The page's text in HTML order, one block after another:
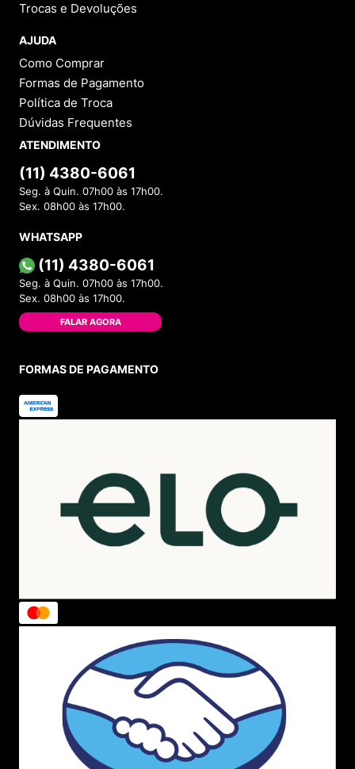
Trocas e Devoluções
AJUDA
Como Comprar
Formas de Pagamento
Política de Troca
Dúvidas Frequentes
ATENDIMENTO
(11) 4380-6061
Seg. à Quin. 07h00 às 17h00.
Sex. 08h00 às 17h00.
WHATSAPP
(11) 4380-6061
Seg. à Quin. 07h00 às 17h00.
Sex. 08h00 às 17h00.
FALAR AGORA
FORMAS DE PAGAMENTO